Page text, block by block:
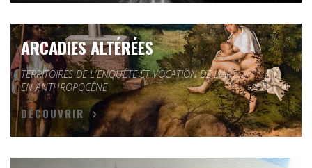
ARCADIES ALTÉRÉES
TERRITOIRES DE L'ENQUÊTE ET VOCATION DE L'ART
EN ANTHROPOCÈNE
DÉCOUVRIR